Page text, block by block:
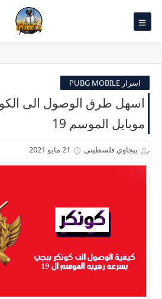
اسرار PUBG MOBILE
اسهل طرق الوصول الى
موبايل الموسم 19
ببجاوي فلسطيني 21 مايو 2021